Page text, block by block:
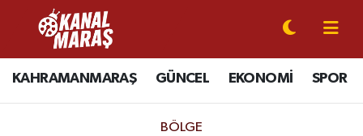
KAHRAMANMARAŞ GÜNCEL EKONOMİ SPOR
BÖLGE
CANLI YAYIN
KAHRAMANMARAŞ
Kahramanmaraş Nöbetçi Eczaneler
Kahramanmaraş Hava Durumu